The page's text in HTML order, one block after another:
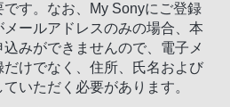
す。なお、My Sonyにご登録
ールアドレスのみの場合、本
みができませんので、電子メ
けでなく、住所、氏名および
いただく必要があります。